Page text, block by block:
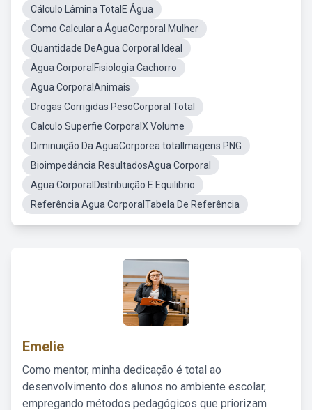
Cálculo Lâmina TotalE Água
Como Calcular a ÁguaCorporal Mulher
Quantidade DeAgua Corporal Ideal
Agua CorporalFisiologia Cachorro
Agua CorporalAnimais
Drogas Corrigidas PesoCorporal Total
Calculo Superfie CorporalX Volume
Diminuição Da AguaCorporea totalImagens PNG
Bioimpedância ResultadosAgua Corporal
Agua CorporalDistribuição E Equilibrio
Referência Agua CorporalTabela De Referência
Emelie
Como mentor, minha dedicação é total ao
desenvolvimento dos alunos no ambiente escolar,
empregando métodos pedagógicos que priorizam